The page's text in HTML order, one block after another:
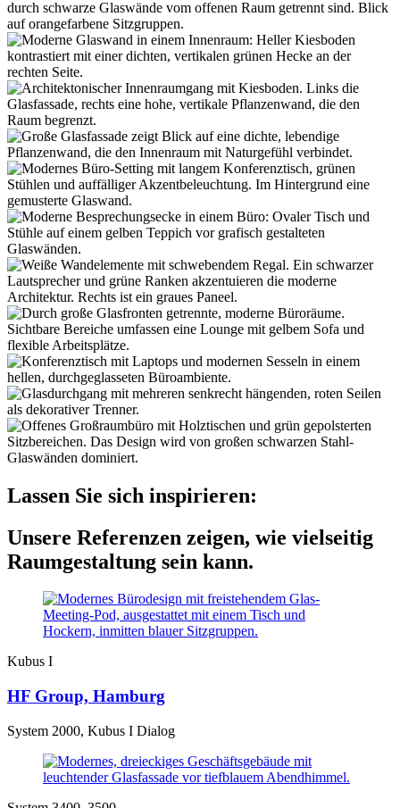
Lassen Sie sich inspirieren:
Unsere Referenzen zeigen, wie vielseitig
Raumgestaltung sein kann.
Kubus I
HF Group, Hamburg
System 2000, Kubus I Dialog